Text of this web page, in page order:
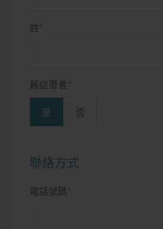
姓 *
舊症患者 *
是 否
聯絡方式
電話號碼 *